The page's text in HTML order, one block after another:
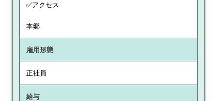
✅アクセス
本郷
雇用形態
正社員
給与